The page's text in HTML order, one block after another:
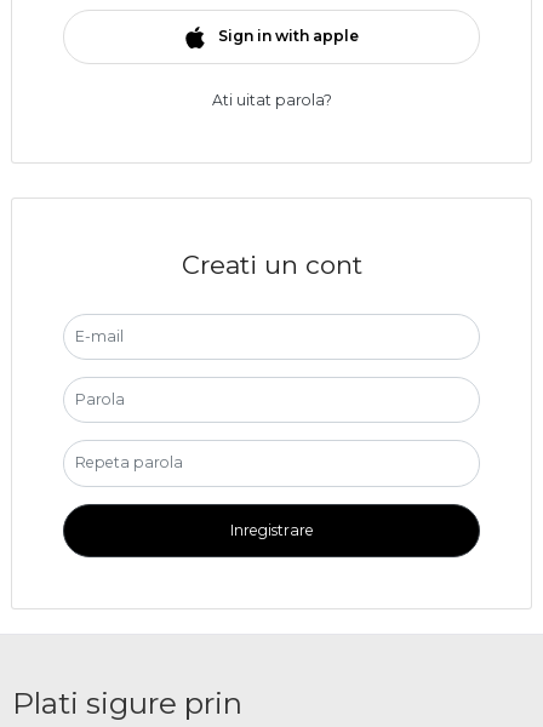
Sign in with apple
Ati uitat parola?
Creati un cont
Inregistrare
Plati sigure prin